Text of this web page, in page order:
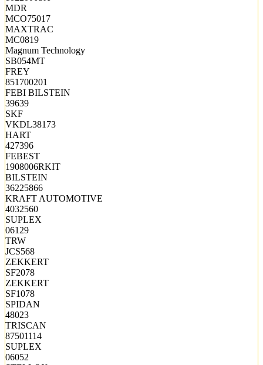
MDR
MCO75017
MAXTRAC
MC0819
Magnum Technology
SB054MT
FREY
851700201
FEBI BILSTEIN
39639
SKF
VKDL38173
HART
427396
FEBEST
1908006RKIT
BILSTEIN
36225866
KRAFT AUTOMOTIVE
4032560
SUPLEX
06129
TRW
JCS568
ZEKKERT
SF2078
ZEKKERT
SF1078
SPIDAN
48023
TRISCAN
87501114
SUPLEX
06052